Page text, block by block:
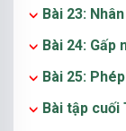
Bài 23:
Bài 24: Gấp
Bài 25:
Bài tập cuối